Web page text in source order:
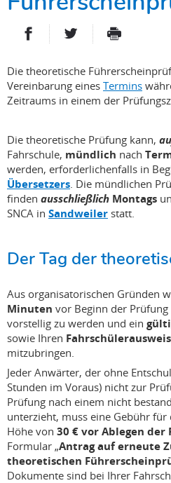
PARTAGER SUR FACEBOOK
PARTAGER SUR
IMPRIMER
Die theoretische
Vereinbarung eines Termins
Zeitraums in einem der
Die theoretische Prüfung kann,
Fahrschule, mündlich nach
werden, erforderlichenfalls in
Übersetzers . Die mündlichen
finden ausschließlich Montags
SNCA in Sandweiler statt.
Der Tag der
Aus organisatorischen Gründen
Minuten vor Beginn der
vorstellig zu werden und ein
sowie Ihren Fahrschülerausweis
mitzubringen.
Jeder Anwärter, der ohne
Stunden im Voraus) nicht zur
Prüfung nach einem nicht
unterzieht, muss eine Gebühr für
Höhe von 30 € vor Ablegen der
Formular „Antrag auf erneute
theoretischen
Dokumente sind bei Ihrer